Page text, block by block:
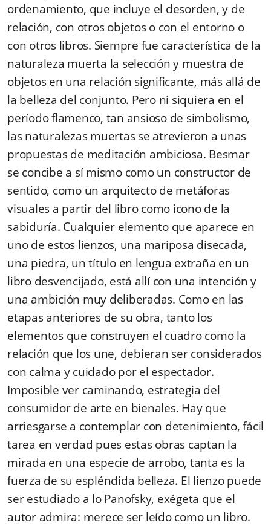
ordenamiento, que incluye el desorden, y de
relación, con otros objetos o con el entorno o
con otros libros. Siempre fue característica de la
naturaleza muerta la selección y muestra de
objetos en una relación significante, más allá de
la belleza del conjunto. Pero ni siquiera en el
período flamenco, tan ansioso de simbolismo,
las naturalezas muertas se atrevieron a unas
propuestas de meditación ambiciosa. Besmar
se concibe a sí mismo como un constructor de
sentido, como un arquitecto de metáforas
visuales a partir del libro como icono de la
sabiduría. Cualquier elemento que aparece en
uno de estos lienzos, una mariposa disecada,
una piedra, un título en lengua extraña en un
libro desvencijado, está allí con una intención y
una ambición muy deliberadas. Como en las
etapas anteriores de su obra, tanto los
elementos que construyen el cuadro como la
relación que los une, debieran ser considerados
con calma y cuidado por el espectador.
Imposible ver caminando, estrategia del
consumidor de arte en bienales. Hay que
arriesgarse a contemplar con detenimiento, fácil
tarea en verdad pues estas obras captan la
mirada en una especie de arrobo, tanta es la
fuerza de su espléndida belleza. El lienzo puede
ser estudiado a lo Panofsky, exégeta que el
autor admira: merece ser leído como un libro.